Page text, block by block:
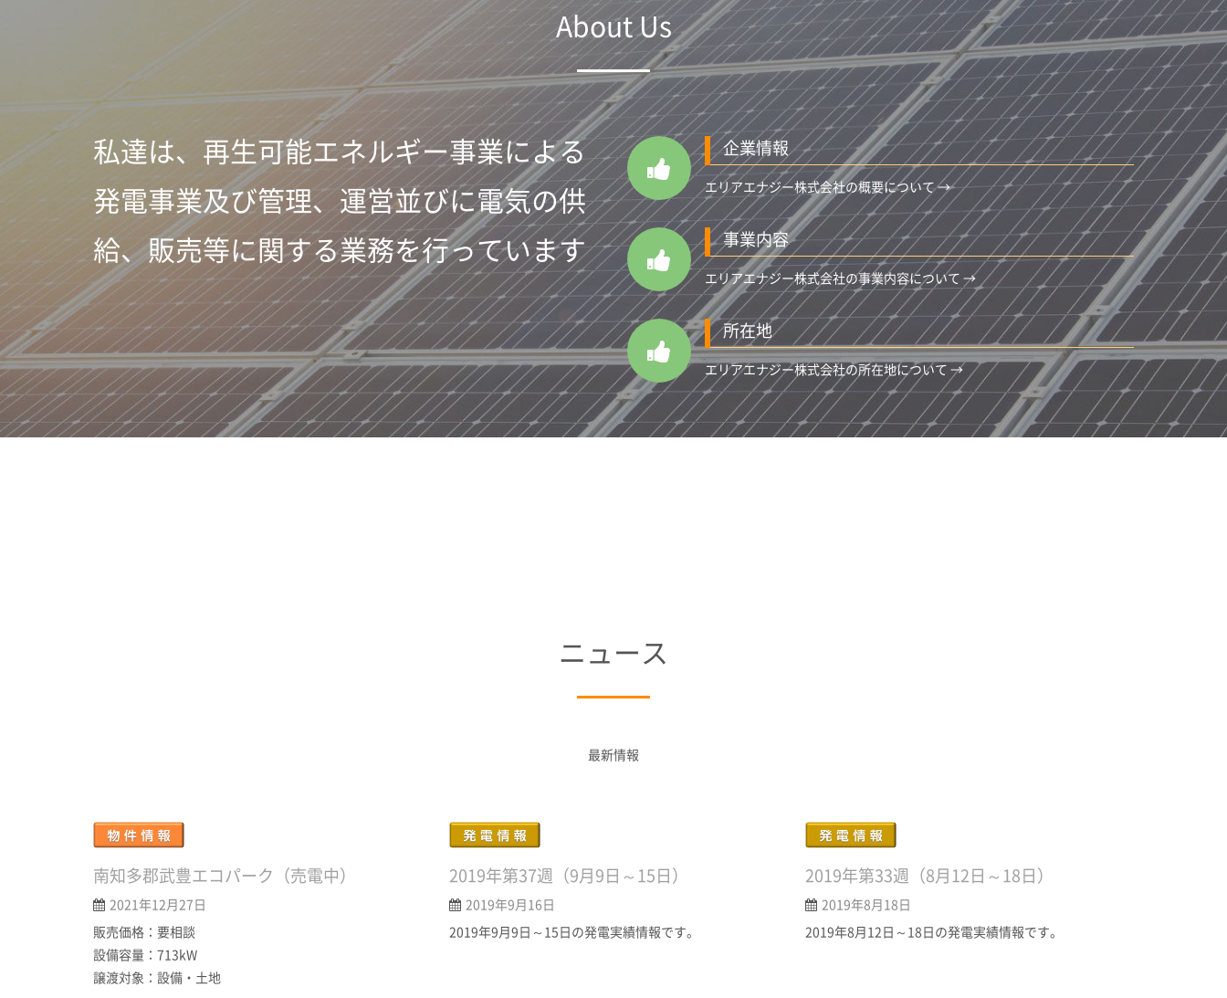
About Us
私達は、再生可能エネルギー事業による
発電事業及び管理、運営並びに電気の供
給、販売等に関する業務を行っています
企業情報
エリアエナジー株式会社の概要について →
事業内容
エリアエナジー株式会社の事業内容について →
所在地
エリアエナジー株式会社の所在地について →
ニュース
最新情報
南知多郡武豊エコパーク（売電中）
2021年12月27日
販売価格：要相談
設備容量：713kW
譲渡対象：設備・土地
2019年第37週（9月9日～15日）
2019年9月16日
2019年9月9日～15日の発電実績情報です。
2019年第33週（8月12日～18日）
2019年8月18日
2019年8月12日～18日の発電実績情報です。